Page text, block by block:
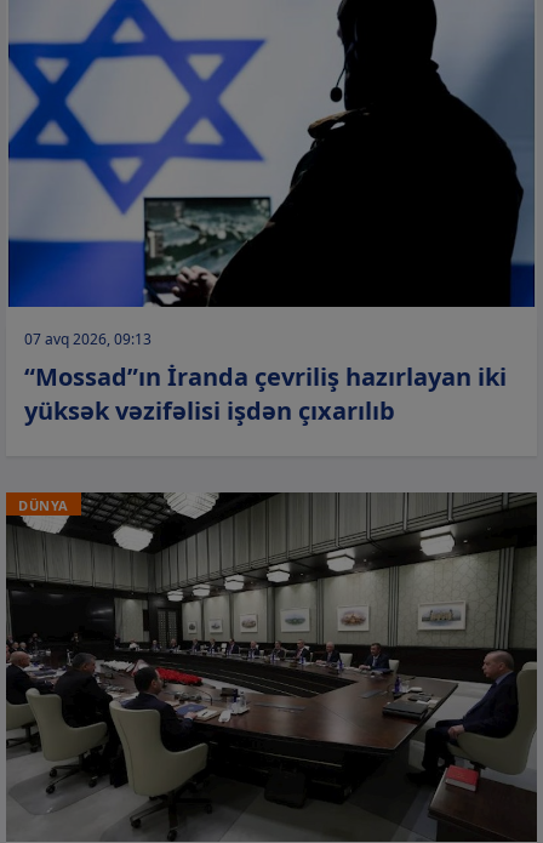
07 avq 2026, 09:13
“Mossad”ın İranda çevriliş hazırlayan iki
yüksək vəzifəlisi işdən çıxarılıb
DÜNYA